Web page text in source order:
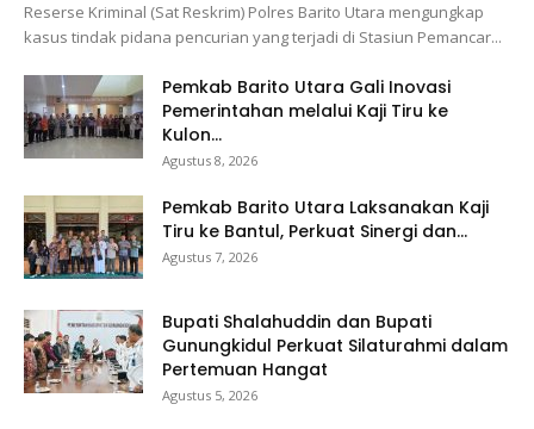
Reserse Kriminal (Sat Reskrim) Polres Barito Utara mengungkap
kasus tindak pidana pencurian yang terjadi di Stasiun Pemancar...
Pemkab Barito Utara Gali Inovasi
Pemerintahan melalui Kaji Tiru ke
Kulon...
Agustus 8, 2026
Pemkab Barito Utara Laksanakan Kaji
Tiru ke Bantul, Perkuat Sinergi dan...
Agustus 7, 2026
Bupati Shalahuddin dan Bupati
Gunungkidul Perkuat Silaturahmi dalam
Pertemuan Hangat
Agustus 5, 2026